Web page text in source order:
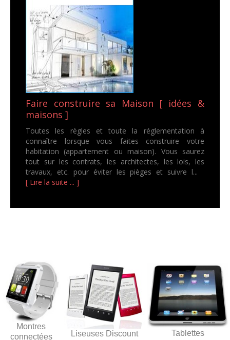
Faire construire sa Maison [ idées &
maisons ]
Toutes les règles et toute la réglementation à
connaître lorsque vous faites construire votre
habitation (appartement ou maison). Vous saurez
tout sur les contrats, les architectes, les lois, les
travaux, etc. pour éviter les pièges et suivre l...
[ Lire la suite ... ]
Montres
connectées
Liseuses Discount Tablettes